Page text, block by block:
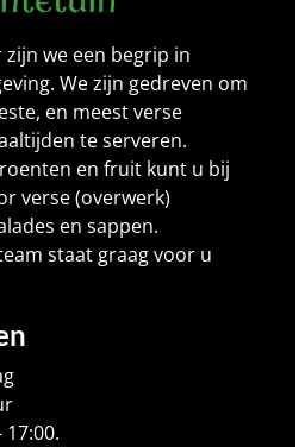
we een begrip in
We zijn gedreven om
en meest verse
te serveren.
en fruit kunt u bij
verse (overwerk)
en sappen.
staat graag voor u